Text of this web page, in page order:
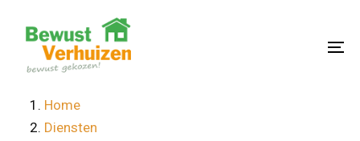
content
Home
Diensten